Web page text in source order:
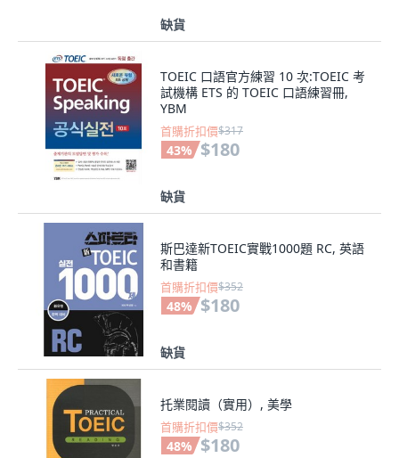
缺貨
TOEIC 口語官方練習 10 次:TOEIC 考
試機構 ETS 的 TOEIC 口語練習冊,
YBM
首購折扣價$317
43% $180
缺貨
斯巴達新TOEIC實戰1000題 RC, 英語
和書籍
首購折扣價$352
48% $180
缺貨
托業閱讀（實用）, 美學
首購折扣價$352
48% $180